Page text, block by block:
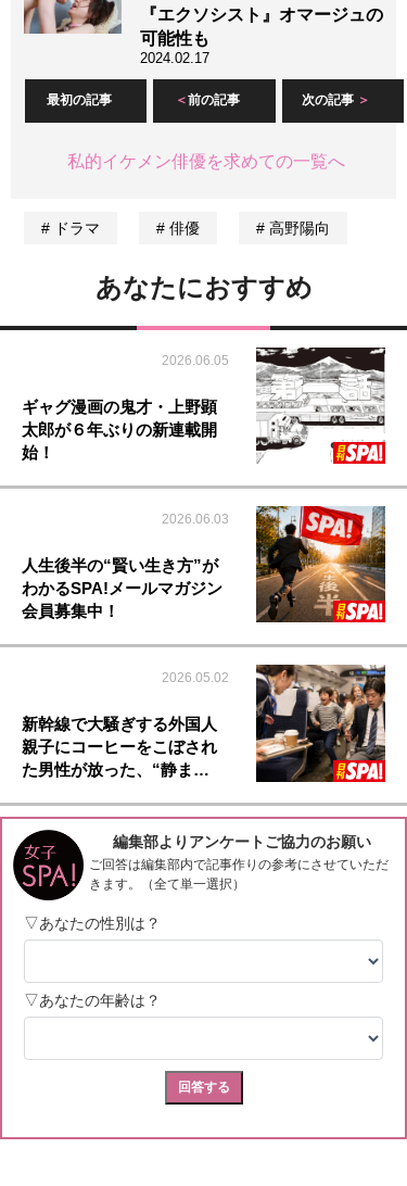
『エクソシスト』オマージュの
可能性も
2024.02.17
最初の記事 前の記事 次の記事
私的イケメン俳優を求めての一覧へ
ドラマ 俳優 高野陽向
あなたにおすすめ
2026.06.05
ギャグ漫画の鬼才・上野顕
太郎が６年ぶりの新連載開
始！
2026.06.03
人生後半の“賢い生き方”が
わかるSPA!メールマガジン
会員募集中！
2026.05.02
新幹線で大騒ぎする外国人
親子にコーヒーをこぼされ
た男性が放った、“静ま…